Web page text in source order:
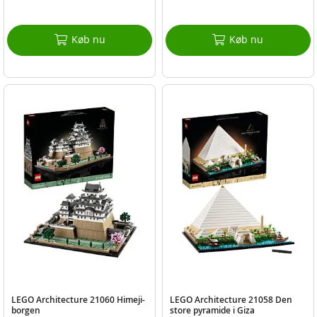
Køb nu Køb nu
LEGO Architecture 21060 Himeji-
borgen
LEGO Architecture 21058 Den
store pyramide i Giza